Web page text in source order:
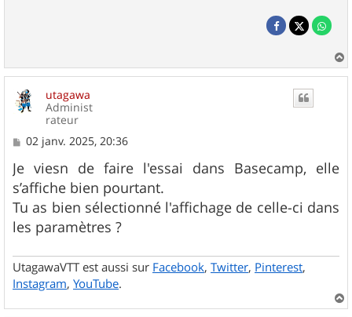
a
utagawa
Administ
rateur
M
s
s
a
g
e
02 janv. 2025, 20:36
Je viesn de faire l'essai dans Basecamp, elle
s’affiche bien pourtant.
Tu as bien sélectionné l'affichage de celle-ci dans
les paramètres ?
UtagawaVTT est aussi sur Facebook, Twitter, Pinterest,
Instagram, YouTube.
a